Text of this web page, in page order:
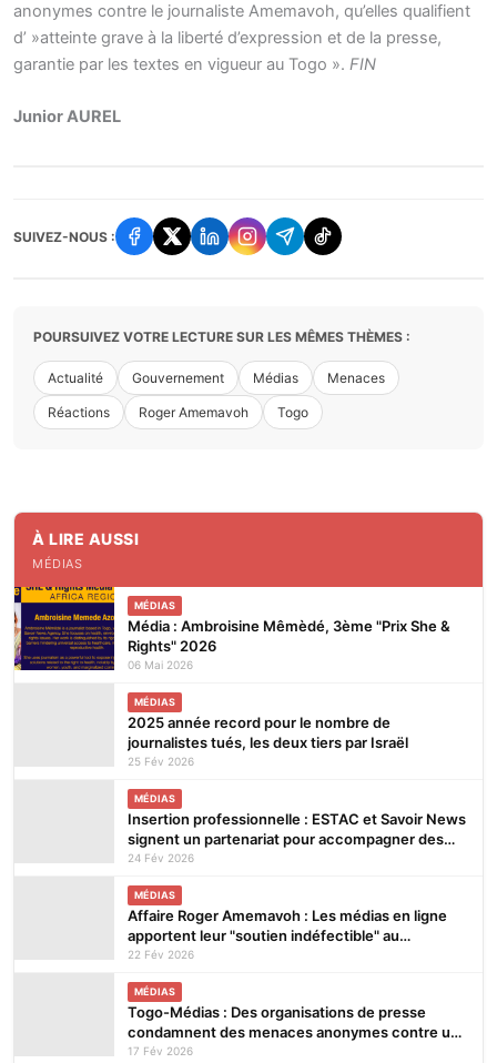
anonymes contre le journaliste Amemavoh, qu’elles qualifient
d’ »atteinte grave à la liberté d’expression et de la presse,
garantie par les textes en vigueur au Togo ». FIN
Junior AUREL
SUIVEZ-NOUS :
POURSUIVEZ VOTRE LECTURE SUR LES MÊMES THÈMES :
Actualité Gouvernement Médias Menaces
Réactions Roger Amemavoh Togo
À LIRE AUSSI
MÉDIAS
MÉDIAS
Média : Ambroisine Mêmèdé, 3ème "Prix She &
Rights" 2026
06 Mai 2026
MÉDIAS
2025 année record pour le nombre de
journalistes tués, les deux tiers par Israël
25 Fév 2026
MÉDIAS
Insertion professionnelle : ESTAC et Savoir News
signent un partenariat pour accompagner des
étudiants en fin de formation
24 Fév 2026
MÉDIAS
Affaire Roger Amemavoh : Les médias en ligne
apportent leur "soutien indéfectible" au
journaliste
22 Fév 2026
MÉDIAS
Togo-Médias : Des organisations de presse
condamnent des menaces anonymes contre un
journaliste après un reportage
17 Fév 2026